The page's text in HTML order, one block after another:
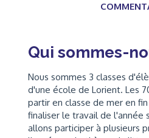
Qui sommes-
Nous sommes 3 classes
d'une école de Lorient. Les
partir en classe de mer en
finaliser le travail de l'année
allons participer à plusieurs